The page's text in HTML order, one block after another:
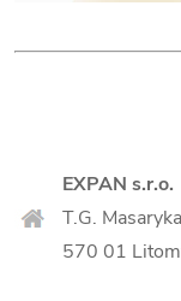
EXPAN s.r.o.
T.G.
570 01